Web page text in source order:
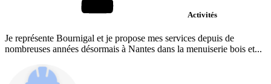
Activités
Je représente Bournigal et je propose mes services depuis de
nombreuses années désormais à Nantes dans la menuiserie bois et...